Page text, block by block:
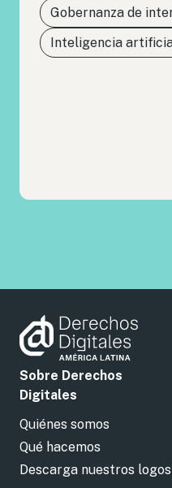
Gobernanza de
Inteligencia
Sobre Derechos
Digitales
Quiénes somos
Qué hacemos
Descarga nuestros logos